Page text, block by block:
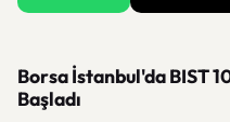
Borsa İstanbul'da BIST
Başladı